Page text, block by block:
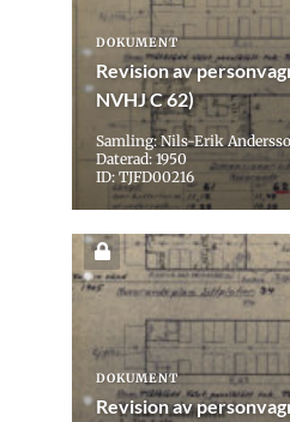
DOKUMENT
Revision av
NVHJ C 62)
Samling: Nils-Erik
Daterad: 1950
ID: TJFD00216
DOKUMENT
Revision av